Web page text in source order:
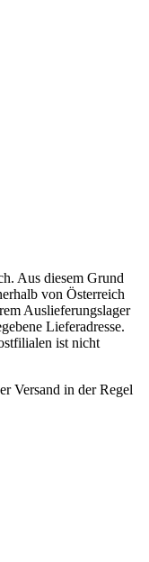
Aus diesem Grund
von Österreich
Auslieferungslager
Lieferadresse.
ist nicht
Versand in der Regel